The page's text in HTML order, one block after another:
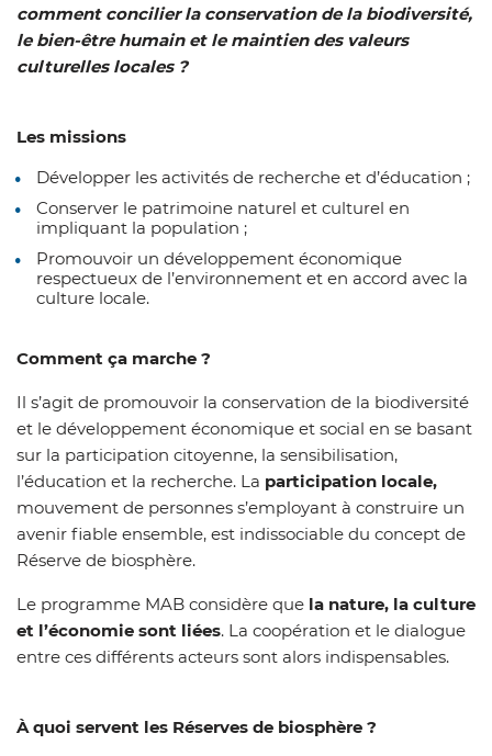
comment concilier la conservation de la biodiversité,
le bien-être humain et le maintien des valeurs
culturelles locales ?
Les missions
Développer les activités de recherche et d’éducation ;
Conserver le patrimoine naturel et culturel en
impliquant la population ;
Promouvoir un développement économique
respectueux de l’environnement et en accord avec la
culture locale.
Comment ça marche ?
Il s’agit de promouvoir la conservation de la biodiversité
et le développement économique et social en se basant
sur la participation citoyenne, la sensibilisation,
l’éducation et la recherche. La participation locale,
mouvement de personnes s’employant à construire un
avenir fiable ensemble, est indissociable du concept de
Réserve de biosphère.
Le programme MAB considère que la nature, la culture
et l’économie sont liées. La coopération et le dialogue
entre ces différents acteurs sont alors indispensables.
À quoi servent les Réserves de biosphère ?